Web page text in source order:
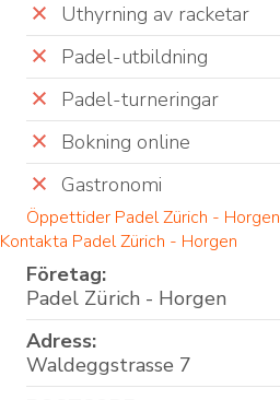
Uthyrning av racketar
Padel-utbildning
Padel-turneringar
Bokning online
Gastronomi
Öppettider Padel Zürich - Horgen
Kontakta Padel Zürich - Horgen
Företag:
Padel Zürich - Horgen
Adress:
Waldeggstrasse 7